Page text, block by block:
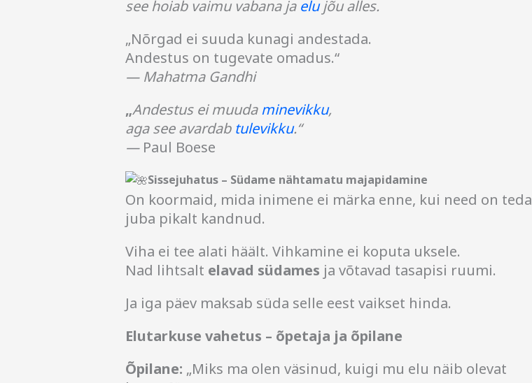
see hoiab vaimu vabana ja elujõu alles.
„Nõrgad ei suuda kunagi andestada.
Andestus on tugevate omadus.“
— Mahatma Gandhi
„Andestus ei muudaminevikku,
aga see avardab tulevikku.“
—Paul Boese
Sissejuhatus – Südame nähtamatu majapidamine
On koormaid, mida inimene ei märka enne, kui need on teda
juba pikalt kandnud.
Viha ei tee alati häält. Vihkamine ei koputa uksele.
Nad lihtsalt elavad südames ja võtavad tasapisi ruumi.
Ja iga päev maksab süda selle eest vaikset hinda.
Elutarkuse vahetus – õpetaja ja õpilane
Õpilane: „Miks ma olen väsinud, kuigi mu elu näib olevat